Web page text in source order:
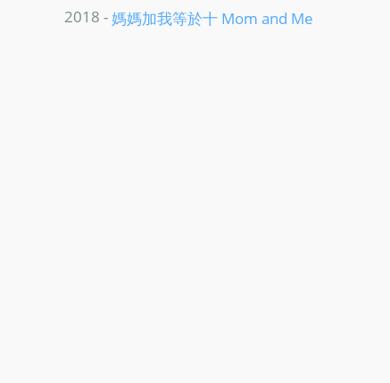
2018 -媽媽加我等於十 Mom and Me